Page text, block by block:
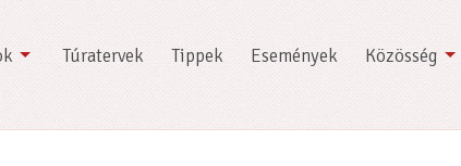
Túratervek Tippek Események Közösség